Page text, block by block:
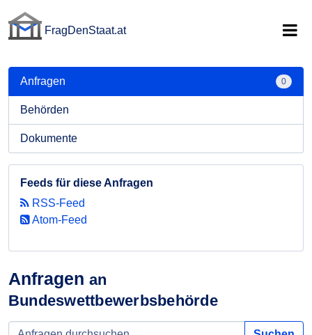
FragDenStaat.at
Anfragen an
Bundeswettbewerbsbehörde
Anfragen 0
Behörden
Dokumente
Feeds für diese Anfragen
RSS-Feed
Atom-Feed